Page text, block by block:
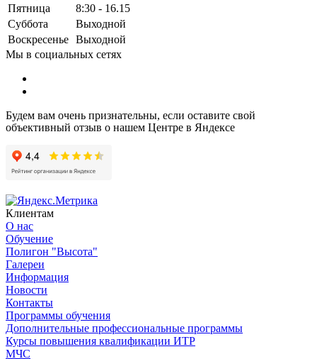
Пятница
8:30 - 16.15
Суббота
Выходной
Воскресенье Выходной
Мы в социальных сетях
Будем вам очень признательны, если оставите свой
объективный отзыв о нашем Центре в Яндексе
Клиентам
О нас
Обучение
Полигон "Высота"
Галереи
Информация
Новости
Контакты
Программы обучения
Дополнительные профессиональные программы
Курсы повышения квалификации ИТР
МЧС